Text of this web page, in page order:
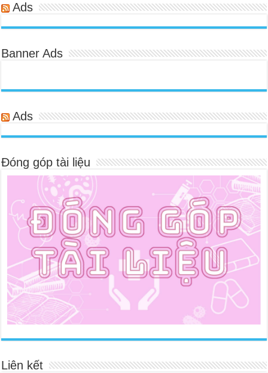
Ads
Banner Ads
Ads
Đóng góp tài liệu
Liên kết